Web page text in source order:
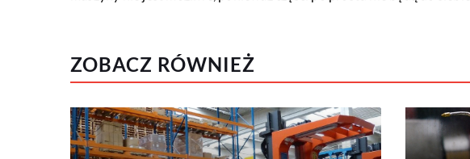
ZOBACZ RÓWNIEŻ